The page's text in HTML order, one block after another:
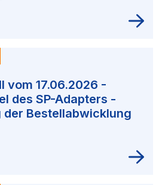
vom 17.06.2026 -
des SP-Adapters -
Bestellabwicklung